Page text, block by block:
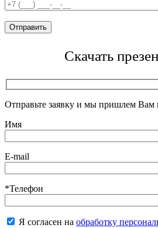
Скачать
Отправьте заявку и мы пришлем Вам
Имя
E-mail
*Телефон
Я согласен на обработку